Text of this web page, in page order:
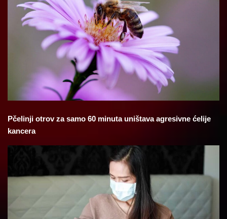
Pčelinji otrov za samo 60 minuta uništava agresivne ćelije
kancera